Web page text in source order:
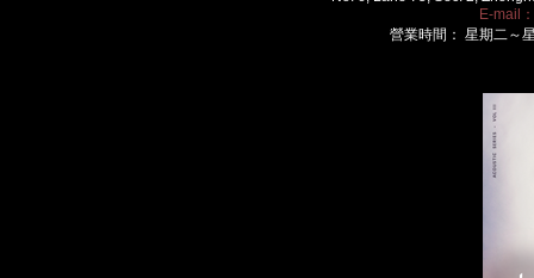
E-mail：
營業時間： 星期二～